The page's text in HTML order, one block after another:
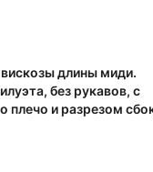
длины миди.
без рукавов, с
плечо и разрезом